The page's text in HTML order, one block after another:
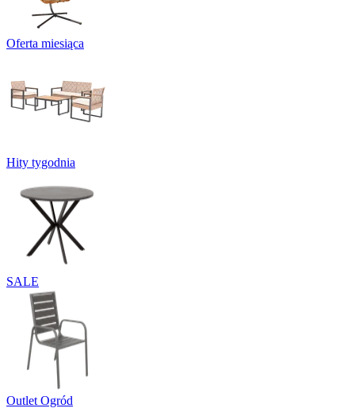
Oferta miesiąca
Hity tygodnia
SALE
Outlet Ogród